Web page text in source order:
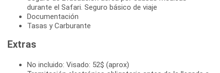
durante el Safari. Seguro básico de viaje
Documentación
Tasas y Carburante
Extras
No incluido: Visado: 52$ (aprox)